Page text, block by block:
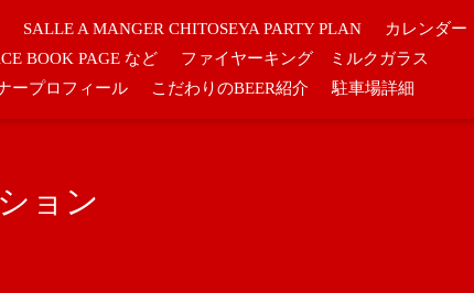
SALLE A MANGER CHITOSEYA PARTY PLAN
カレンダー
BOOK PAGE など
ファイヤーキング ミルクガラス
ープロフィール こだわりのBEER紹介 駐車場詳細
ョン